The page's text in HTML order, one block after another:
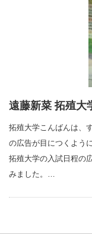
遠藤新菜 拓殖大
拓殖大学こんばんは、
の広告が目につくよう
拓殖大学の入試日程の
みました。…